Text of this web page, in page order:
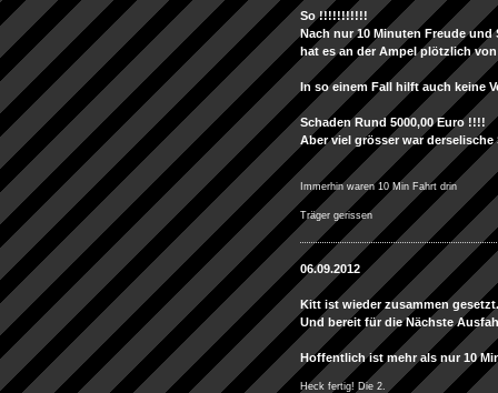
So !!!!!!!!!!!
Nach nur 10 Minuten Freude
hat es an der Ampel plötzlich
In so einem Fall hilft auch keine
Schaden Rund 5000,00 Euro !!!!
Aber viel grösser war derselische
Immerhin waren 10 Min Fahrt drin
Träger gerissen
06.09.2012
Kitt ist wieder zusammen gesetzt.
Und bereit für die Nächste
Hoffentlich ist mehr als nur 10
Heck fertig! Die 2.